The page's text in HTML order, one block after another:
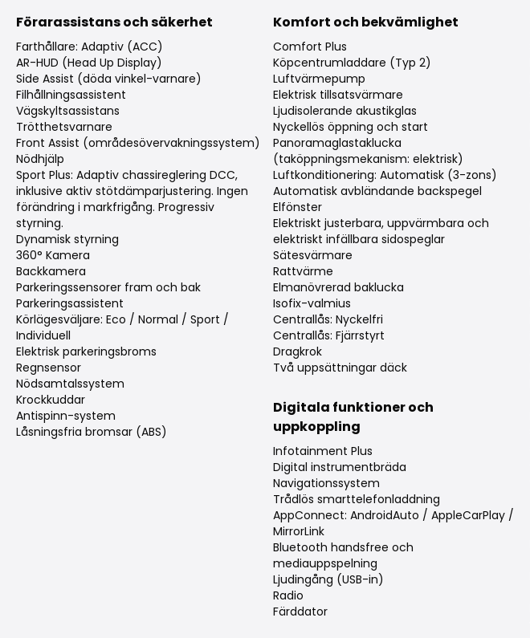
Förarassistans och säkerhet
Farthållare: Adaptiv (ACC)
AR-HUD (Head Up Display)
Side Assist (döda vinkel-varnare)
Filhållningsassistent
Vägskyltsassistans
Trötthetsvarnare
Front Assist (områdesövervakningssystem)
Nödhjälp
Sport Plus: Adaptiv chassireglering DCC,
inklusive aktiv stötdämparjustering. Ingen
förändring i markfrigång. Progressiv
styrning.
Dynamisk styrning
360° Kamera
Backkamera
Parkeringssensorer fram och bak
Parkeringsassistent
Körlägesväljare: Eco / Normal / Sport /
Individuell
Elektrisk parkeringsbroms
Regnsensor
Nödsamtalssystem
Krockkuddar
Antispinn-system
Låsningsfria bromsar (ABS)
Komfort och bekvämlighet
Comfort Plus
Köpcentrumladdare (Typ 2)
Luftvärmepump
Elektrisk tillsatsvärmare
Ljudisolerande akustikglas
Nyckellös öppning och start
Panoramaglastaklucka
(taköppningsmekanism: elektrisk)
Luftkonditionering: Automatisk (3-zons)
Automatisk avbländande backspegel
Elfönster
Elektriskt justerbara, uppvärmbara och
elektriskt infällbara sidospeglar
Sätesvärmare
Rattvärme
Elmanövrerad baklucka
Isofix-valmius
Centrallås: Nyckelfri
Centrallås: Fjärrstyrt
Dragkrok
Två uppsättningar däck
Digitala funktioner och
uppkoppling
Infotainment Plus
Digital instrumentbräda
Navigationssystem
Trådlös smarttelefonladdning
AppConnect: AndroidAuto / AppleCarPlay /
MirrorLink
Bluetooth handsfree och
mediauppspelning
Ljudingång (USB-in)
Radio
Färddator